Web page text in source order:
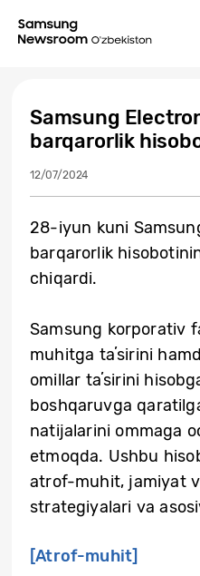
Samsung
barqarorlik
12/07/2024
28-iyun kuni
barqarorlik
chiqardi.
Samsung korporativ
muhitga taʼsirini
omillar taʼsirini
boshqaruvga
natijalarini ommaga
etmoqda. Ushbu
atrof-muhit, jamiyat
strategiyalari va
[Atrof-muhit]